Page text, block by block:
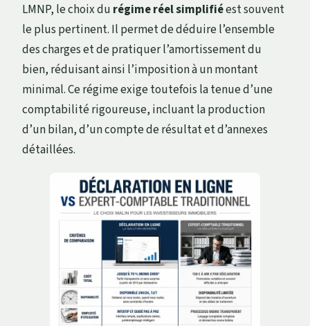
LMNP, le choix du régime réel simplifiéest souvent
le plus pertinent. Il permet de déduire l’ensemble
des charges et de pratiquer l’amortissement du
bien, réduisant ainsi l’imposition à un montant
minimal. Ce régime exige toutefois la tenue d’une
comptabilité rigoureuse, incluant la production
d’un bilan, d’un compte de résultat et d’annexes
détaillées.